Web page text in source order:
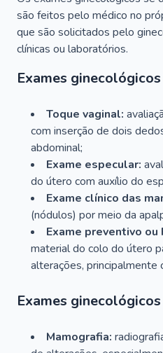
são feitos pelo médico no
que são solicitados pelo
clínicas ou laboratórios.
Exames
Toque vaginal:
com inserção de dois
abdominal;
Exame especular:
do útero com auxílio do
Exame clínico das
(nódulos) por meio da
Exame preventivo ou
material do colo do útero
alterações, principalmente
Exames
Mamografia: